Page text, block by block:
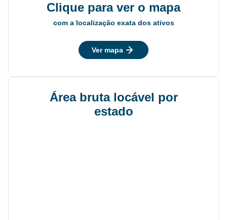
Clique para ver o mapa
com a localização exata dos ativos
Ver mapa
Área bruta locável por
estado